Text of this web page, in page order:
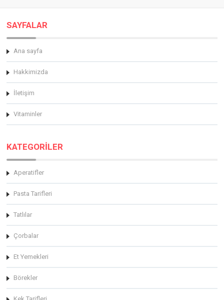
SAYFALAR
Ana sayfa
Hakkimizda
İletişim
Vitaminler
KATEGORİLER
Aperatifler
Pasta Tarifleri
Tatlılar
Çorbalar
Et Yemekleri
Börekler